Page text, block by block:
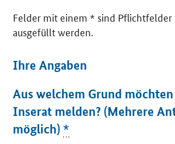
Felder mit einem * sind Pflichtfelder
ausgefüllt werden.
Ihre Angaben
Aus welchem Grund möchten
Inserat melden? (Mehrere
möglich) *